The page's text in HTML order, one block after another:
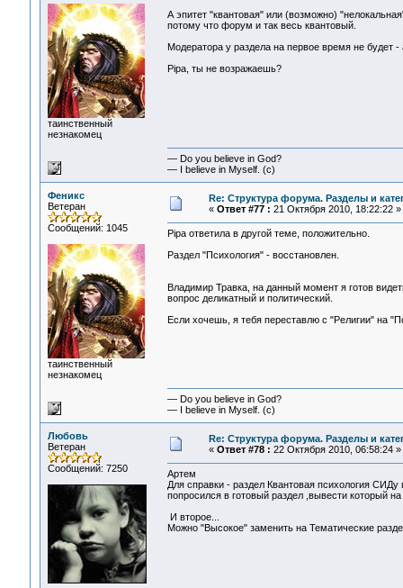
таинственный
незнакомец
А эпитет "квантовая" или (возможно)
потому что форум и так весь квантовый.
Модератора у раздела на первое время не будет
Pipa, ты не возражаешь?
— Do you believe in God?
— I believe in Myself. (c)
Феникс
Ветеран
Сообщений: 1045
таинственный
незнакомец
Re: Структура форума. Разделы и
« Ответ #77 : 21 Октября 2010, 18:22:22 »
Pipa ответила в другой теме, положительно.
Раздел "Психология" - восстановлен.
Владимир Травка, на данный момент я готов
вопрос деликатный и политический.
Если хочешь, я тебя переставлю с "Религии" на
— Do you believe in God?
— I believe in Myself. (c)
Любовь
Ветеран
Сообщений: 7250
Re: Структура форума. Разделы и
« Ответ #78 : 22 Октября 2010, 06:58:24 »
Артем
Для справки - раздел Квантовая психология
попросился в готовый раздел ,вывести который
И второе...
Можно "Высокое" заменить на Тематические